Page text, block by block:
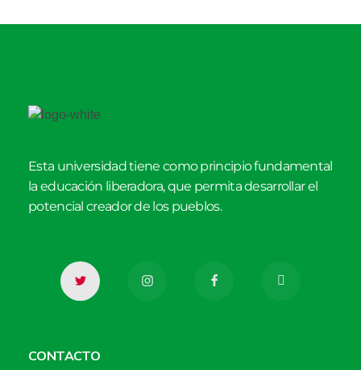
Esta universidad tiene como principio fundamental
la educación liberadora, que permita desarrollar el
potencial creador de los pueblos.
CONTACTO